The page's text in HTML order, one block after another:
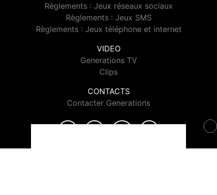
Règlements : Jeux réseaux sociaux
Règlements : Jeux SMS
Règlements : Jeux téléphone et internet
VIDEO
Generations TV
Clips
CONTACTS
Contacter Generations